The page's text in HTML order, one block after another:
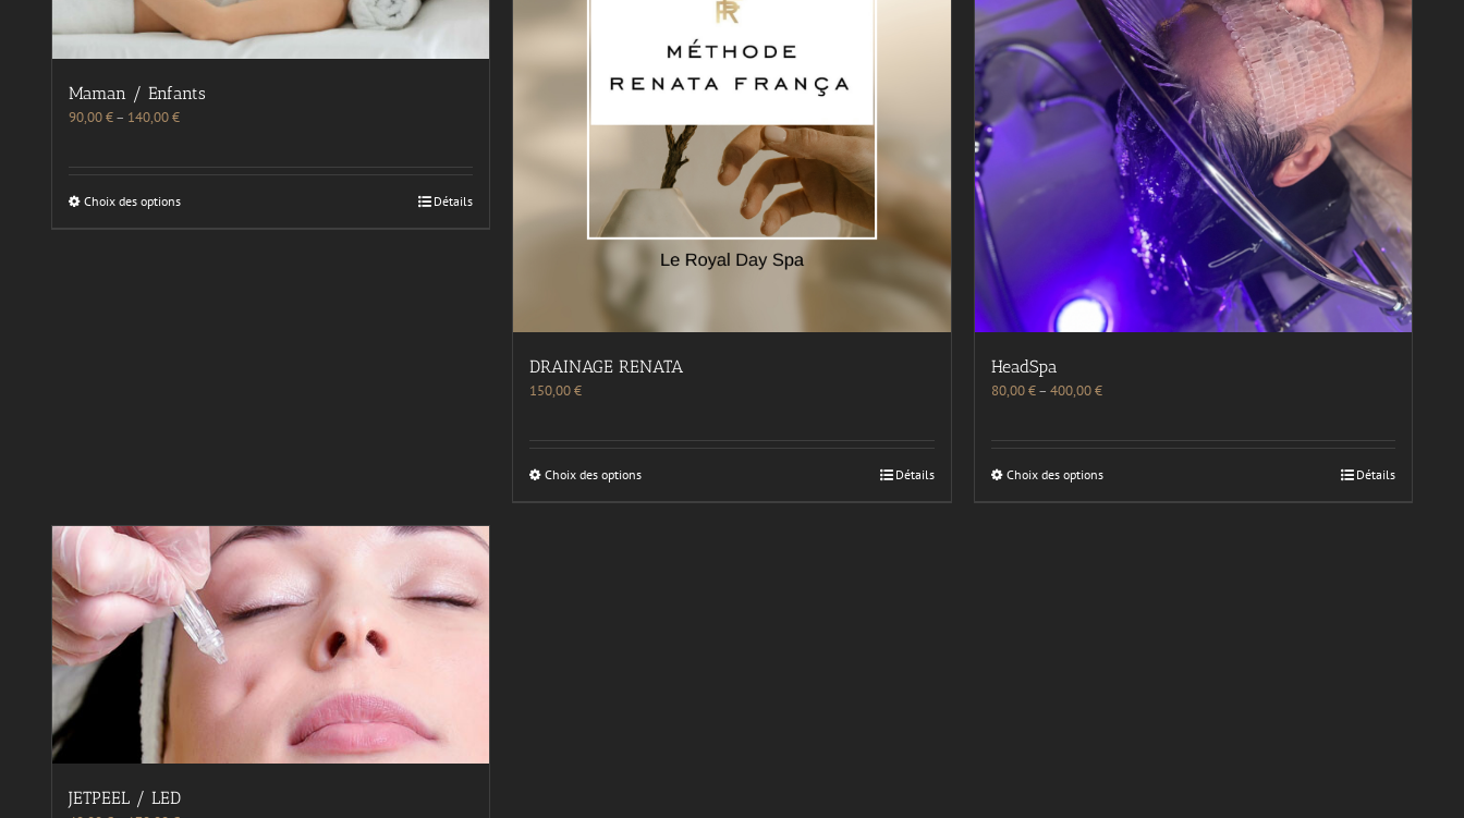
Maman / Enfants
90,00€– 140,00€
Choix des options Détails
DRAINAGE RENATA
150,00€
Choix des options Détails
HeadSpa
80,00€– 400,00€
Choix des options Détails
JETPEEL / LED